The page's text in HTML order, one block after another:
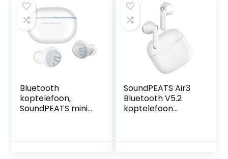
waterdichte
headset met open
oor voor
hardlopen, trainen,
autorijden(Cosmic
Black)
Design) Blauw –
2020/2021 Model
Bluetooth
koptelefoon,
SoundPEATS mini
SoundPEATS Air3
Bluetooth V5.2
koptelefoon